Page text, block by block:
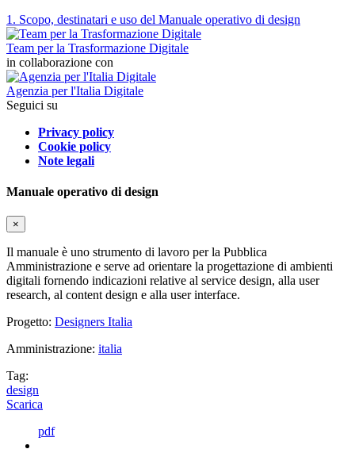
1. Scopo, destinatari e uso del Manuale operativo di design
Team per la Trasformazione Digitale
in collaborazione con
Agenzia per l'Italia Digitale
Seguici su
Privacy policy
Cookie policy
Note legali
Manuale operativo di design
×
Il manuale è uno strumento di lavoro per la Pubblica
Amministrazione e serve ad orientare la progettazione di ambienti
digitali fornendo indicazioni relative al service design, alla user
research, al content design e alla user interface.
Progetto: Designers Italia
Amministrazione: italia
Tag:
design
Scarica
pdf